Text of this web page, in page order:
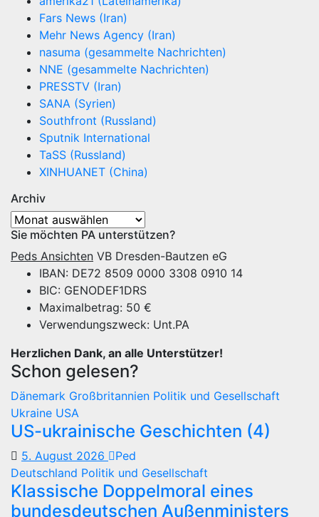
Fars News (Iran)
Mehr News Agency (Iran)
nasuma (gesammelte Nachrichten)
NNE (gesammelte Nachrichten)
PRESSTV (Iran)
SANA (Syrien)
Southfront (Russland)
Sputnik International
TaSS (Russland)
XINHUANET (China)
Archiv
Archiv
Sie möchten PA unterstützen?
Peds Ansichten VB Dresden-Bautzen eG
IBAN: DE72 8509 0000 3308 0910 14
BIC: GENODEF1DRS
Maximalbetrag: 50 €
Verwendungszweck: Unt.PA
Herzlichen Dank, an alle Unterstützer!
Schon gelesen?
Dänemark Großbritannien Politik und Gesellschaft
Ukraine USA
US-ukrainische Geschichten (4)
5. August 2026
Ped
Deutschland Politik und Gesellschaft
Klassische Doppelmoral eines
bundesdeutschen Außenministers